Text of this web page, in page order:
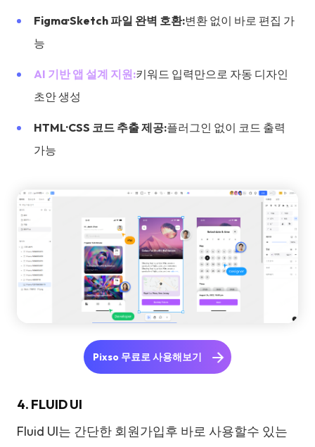
Figma·Sketch 파일 완벽 호환:변환 없이 바로 편집 가
능
AI 기반 앱 설계 지원:키워드 입력만으로 자동 디자인
초안 생성
HTML·CSS 코드 추출 제공:플러그인 없이 코드 출력
가능
Pixso 무료로 사용해보기
4. FLUID UI
Fluid UI는 간단한 회원가입후 바로 사용할수 있는